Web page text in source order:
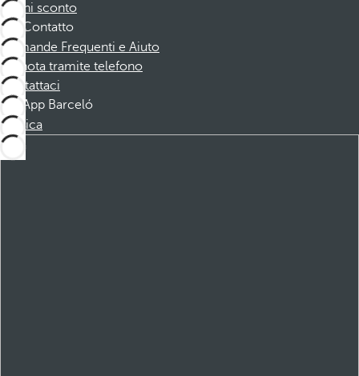
Buoni sconto
Contatto
Domande Frequenti e Aiuto
Prenota tramite telefono
Contattaci
App Barceló
Scarica